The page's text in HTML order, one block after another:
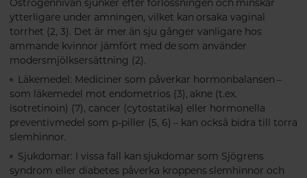
Östrogennivån sjunker efter förlossningen och minskar
ytterligare under amningen, vilket kan orsaka vaginal
torrhet (2, 3). Det är mer än sju gånger vanligare hos
ammande kvinnor jämfört med de som använder
modersmjölksersättning (2).
Läkemedel: Mediciner som påverkar hormonbalansen –
som läkemedel mot endometrios (3), akne (t.ex.
isotretinoin) (7), cancer (cytostatika) eller hormonella
preventivmedel som p-piller (5, 6) – kan också bidra till torra
slemhinnor.
Sjukdomar: I vissa fall kan sjukdomar som Sjögrens
syndrom eller diabetes påverka kroppens slemhinnor och